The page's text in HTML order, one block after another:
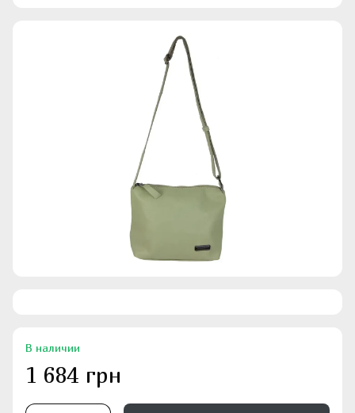
В наличии
1 684 грн